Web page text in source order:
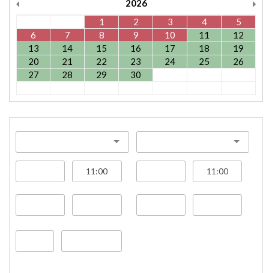
2026
1
2 3 4
5
6
7 8 9 10 11
12
13
14 15 16 17 18
19
20
21 22 23 24 25
26
27
28 29 30